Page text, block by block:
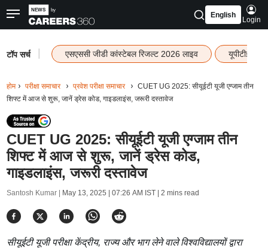
English
Login
टॉप सर्च एसएससी जीडी कांस्टेबल रिजल्ट 2026 लाइव यूपीटीईटी
होम परीक्षा समाचार प्रवेश परीक्षा समाचार
CUET UG 2025: सीयूईटी यूजी एग्जाम तीन
शिफ्ट में आज से शुरू, जानें ड्रेस कोड, गाइडलाइंस, जरूरी दस्तावेज
CUET UG 2025: सीयूईटी यूजी एग्जाम तीन
शिफ्ट में आज से शुरू, जानें ड्रेस कोड,
गाइडलाइंस, जरूरी दस्तावेज
Santosh Kumar | May 13, 2025 | 07:26 AM IST| 2 mins read
सीयूईटी यूजी परीक्षा केंद्रीय, राज्य और भाग लेने वाले विश्वविद्यालयों द्वारा